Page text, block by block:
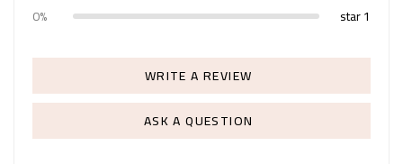
1 star
0%
WRITE A REVIEW
ASK A QUESTION